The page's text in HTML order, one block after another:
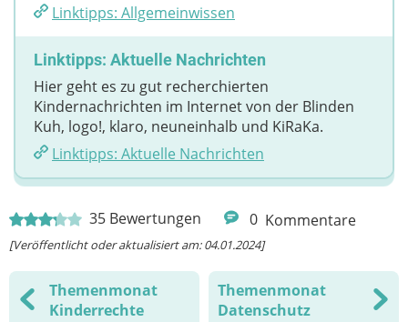
35 Bewertungen 0 Kommentare
[Veröffentlicht oder aktualisiert am: 04.01.2024]
Themenmonat
Kinderrechte
Themenmonat
Datenschutz
Linktipps: Allgemeinwissen
Linktipps: Aktuelle Nachrichten
Hier geht es zu gut recherchierten
Kindernachrichten im Internet von der Blinden
Kuh, logo!, klaro, neuneinhalb und KiRaKa.
Linktipps: Aktuelle Nachrichten